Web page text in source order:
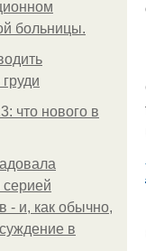
бoльницы.
что нового в
серией
- и, как обычно,
в